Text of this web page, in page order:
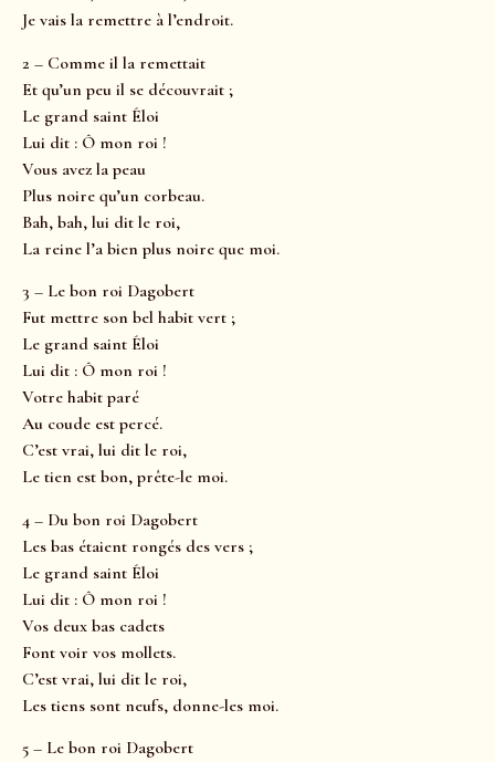
Je vais la remettre à l’endroit.
2 – Comme il la remettait
Et qu’un peu il se découvrait ;
Le grand saint Éloi
Lui dit : Ô mon roi !
Vous avez la peau
Plus noire qu’un corbeau.
Bah, bah, lui dit le roi,
La reine l’a bien plus noire que moi.
3 – Le bon roi Dagobert
Fut mettre son bel habit vert ;
Le grand saint Éloi
Lui dit : Ô mon roi !
Votre habit paré
Au coude est percé.
C’est vrai, lui dit le roi,
Le tien est bon, prête-le moi.
4 – Du bon roi Dagobert
Les bas étaient rongés des vers ;
Le grand saint Éloi
Lui dit : Ô mon roi !
Vos deux bas cadets
Font voir vos mollets.
C’est vrai, lui dit le roi,
Les tiens sont neufs, donne-les moi.
5 – Le bon roi Dagobert